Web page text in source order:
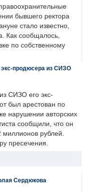
бывшего ректора
стало известно,
Как сообщалось,
по собственному
экс-продюсера из СИЗО
СИЗО его экс-
был арестован по
нарушении авторских
сообщили, что он
миллионов рублей.
пресечения.
Сердюкова